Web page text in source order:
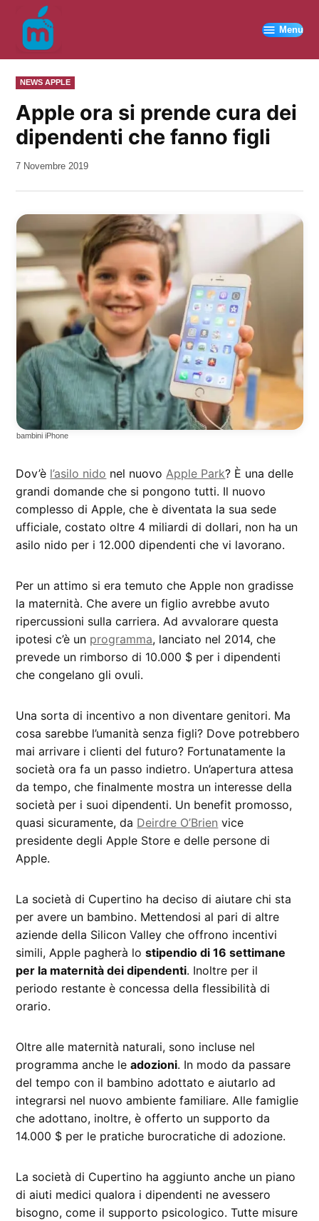
contenuto
Menu
PUBBLICATO
IN
NEWS APPLE
Apple ora si prende cura dei
dipendenti che fanno figli
da
7 Novembre 2019
bambini iPhone
Dov’è l’asilo nido nel nuovoApple Park? È una delle
grandi domande che si pongono tutti. Il nuovo
complesso di Apple, che è diventata la sua sede
ufficiale, costato oltre 4 miliardi di dollari, non ha un
asilo nido per i 12.000 dipendenti che vi lavorano.
Per un attimo si era temuto che Apple non gradisse
la maternità. Che avere un figlio avrebbe avuto
ripercussioni sulla carriera. Ad avvalorare questa
ipotesi c’è un programma, lanciato nel 2014, che
prevede un rimborso di 10.000 $ per i dipendenti
che congelano gli ovuli.
Una sorta di incentivo a non diventare genitori. Ma
cosa sarebbe l’umanità senza figli? Dove potrebbero
mai arrivare i clienti del futuro? Fortunatamente la
società ora fa un passo indietro. Un’apertura attesa
da tempo, che finalmente mostra un interesse della
società per i suoi dipendenti. Un benefit promosso,
quasi sicuramente, da Deirdre O’Brien vice
presidente degli Apple Store e delle persone di
Apple.
La società di Cupertino ha deciso di aiutare chi sta
per avere un bambino. Mettendosi al pari di altre
aziende della Silicon Valley che offrono incentivi
simili, Apple pagherà lostipendio di 16 settimane
per la maternità dei dipendenti. Inoltre per il
periodo restante è concessa della flessibilità di
orario.
Oltre alle maternità naturali, sono incluse nel
programma anche leadozioni. In modo da passare
del tempo con il bambino adottato e aiutarlo ad
integrarsi nel nuovo ambiente familiare. Alle famiglie
che adottano, inoltre, è offerto un supporto da
14.000 $ per le pratiche burocratiche di adozione.
La società di Cupertino ha aggiunto anche un piano
di aiuti medici qualora i dipendenti ne avessero
bisogno, come il supporto psicologico. Tutte misure